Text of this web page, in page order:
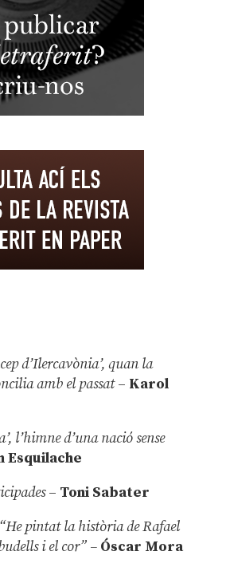
d’Ilercavònia’, quan la
amb el passat– Karol
l’himne d’una nació sense
Esquilache
– Toni Sabater
pintat la història de Rafael
i el cor” –Óscar Mora